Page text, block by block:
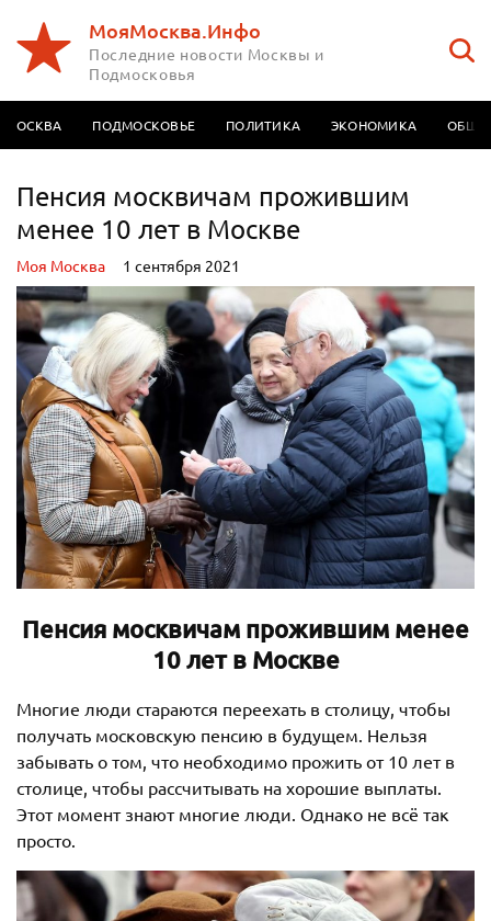
МояМосква.Инфо
Последние новости Москвы и
Подмосковья
МОСКВА ПОДМОСКОВЬЕ ПОЛИТИКА ЭКОНОМИКА
Пенсия москвичам прожившим
менее 10 лет в Москве
Моя Москва 1 сентября 2021
Пенсия москвичам прожившим менее
10 лет в Москве
Многие люди стараются переехать в столицу, чтобы
получать московскую пенсию в будущем. Нельзя
забывать о том, что необходимо прожить от 10 лет в
столице, чтобы рассчитывать на хорошие выплаты.
Этот момент знают многие люди. Однако не всё так
просто.